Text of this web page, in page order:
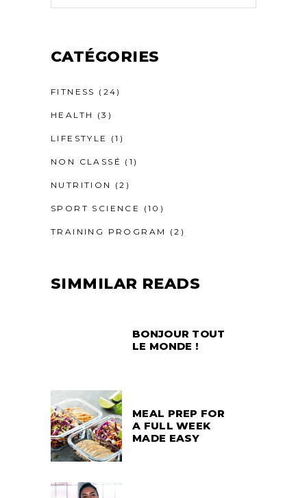
:
CATÉGORIES
FITNESS (24)
HEALTH (3)
LIFESTYLE (1)
NON CLASSÉ (1)
NUTRITION (2)
SPORT SCIENCE (10)
TRAINING PROGRAM (2)
SIMMILAR READS
BONJOUR TOUT
LE MONDE !
MEAL PREP FOR
A FULL WEEK
MADE EASY